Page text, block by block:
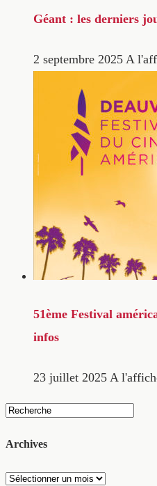
Géant : les derniers
2 septembre 2025 A
51ème Festival
infos
23 juillet 2025 A
Archives
Archives